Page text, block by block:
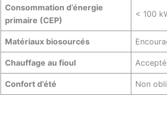
Consommation d’énergie
primaire (CEP)
< 100
Matériaux biosourcés
Chauffage au fioul Accepté
Confort d’été Non